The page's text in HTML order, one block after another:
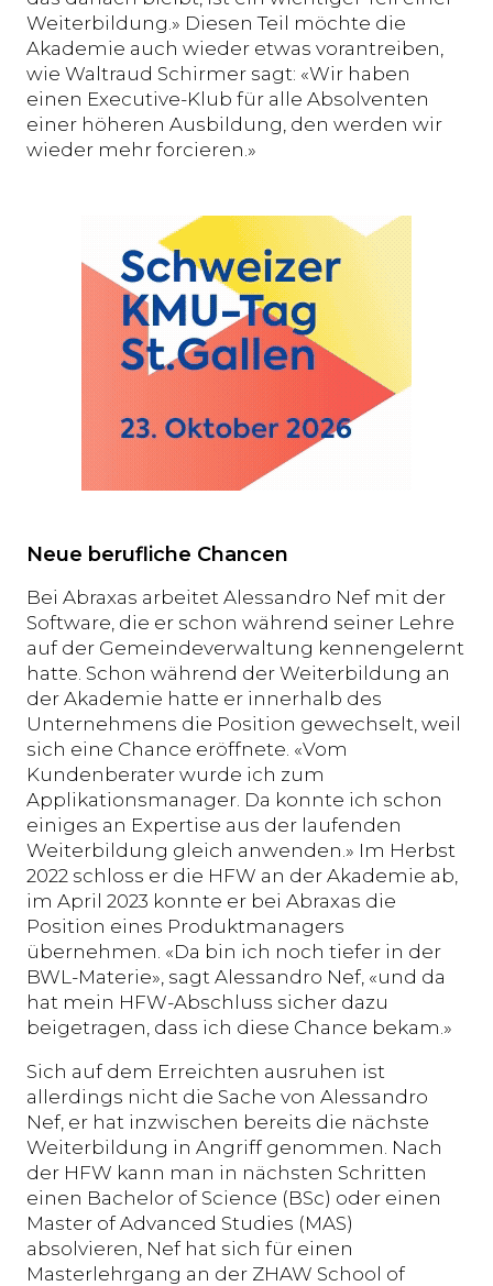
Weiterbildung.» Diesen Teil möchte die
Akademie auch wieder etwas vorantreiben,
wie Waltraud Schirmer sagt: «Wir haben
einen Executive-Klub für alle Absolventen
einer höheren Ausbildung, den werden wir
wieder mehr forcieren.»
Neue berufliche Chancen
Bei Abraxas arbeitet Alessandro Nef mit der
Software, die er schon während seiner Lehre
auf der Gemeindeverwaltung kennengelernt
hatte. Schon während der Weiterbildung an
der Akademie hatte er innerhalb des
Unternehmens die Position gewechselt, weil
sich eine Chance eröffnete. «Vom
Kundenberater wurde ich zum
Applikationsmanager. Da konnte ich schon
einiges an Expertise aus der laufenden
Weiterbildung gleich anwenden.» Im Herbst
2022 schloss er die HFW an der Akademie ab,
im April 2023 konnte er bei Abraxas die
Position eines Produktmanagers
übernehmen. «Da bin ich noch tiefer in der
BWL-Materie», sagt Alessandro Nef, «und da
hat mein HFW-Abschluss sicher dazu
beigetragen, dass ich diese Chance bekam.»
Sich auf dem Erreichten ausruhen ist
allerdings nicht die Sache von Alessandro
Nef, er hat inzwischen bereits die nächste
Weiterbildung in Angriff genommen. Nach
der HFW kann man in nächsten Schritten
einen Bachelor of Science (BSc) oder einen
Master of Advanced Studies (MAS)
absolvieren, Nef hat sich für einen
Masterlehrgang an der ZHAW School of